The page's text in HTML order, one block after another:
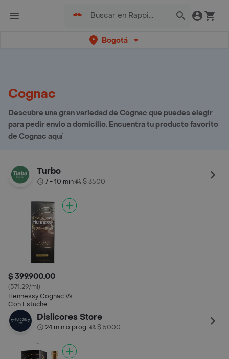
Bogotá
Cognac
Descubre una gran variedad de Cognac que puedes elegir
para pedir envio a domicilio. Encuentra tu producto favorito
de Cognac aquí
Turbo
7 - 10 min• $ 3500
$ 399.900,00
(571.29/ml)
Hennessy Cognac Vs
Con Estuche
Dislicores Store
24 min o prog.• $ 5000